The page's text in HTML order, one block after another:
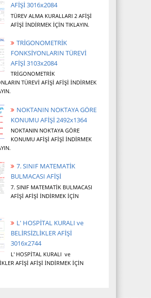
AFİŞİ 3016x2084
TÜREV ALMA KURALLARI 2 AFİŞİ
AFİŞİ İNDİRMEK İÇİN TIKLAYIN.
TRİGONOMETRİK
FONKSİYONLARIN TÜREVİ
AFİŞİ 3103x2084
TRİGONOMETRİK
TÜREVİ AFİŞİ AFİŞİ İNDİRMEK
NOKTANIN NOKTAYA GÖRE
KONUMU AFİŞİ 2492x1364
NOKTANIN NOKTAYA GÖRE
KONUMU AFİŞİ AFİŞİ İNDİRMEK
7. SINIF MATEMATİK
BULMACASI AFİŞİ
7. SINIF MATEMATİK BULMACASI
AFİŞİ AFİŞİ İNDİRMEK İÇİN
L' HOSPİTAL KURALI ve
BELİRSİZLİKLER AFİŞİ
3016x2744
L' HOSPİTAL KURALI ve
AFİŞİ AFİŞİ İNDİRMEK İÇİN